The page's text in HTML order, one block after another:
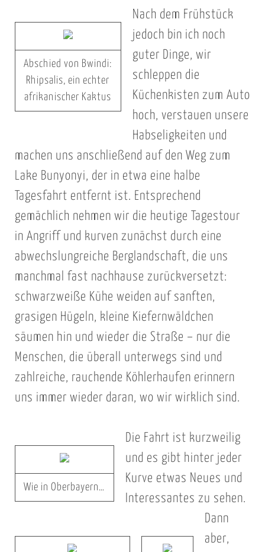
Abschied von Bwindi:
Rhipsalis, ein echter
afrikanischer Kaktus
Nach dem Frühstück
jedoch bin ich noch
guter Dinge, wir
schleppen die
Küchenkisten zum Auto
hoch, verstauen unsere
Habseligkeiten und
machen uns anschließend auf den Weg zum
Lake Bunyonyi, der in etwa eine halbe
Tagesfahrt entfernt ist. Entsprechend
gemächlich nehmen wir die heutige Tagestour
in Angriff und kurven zunächst durch eine
abwechslungreiche Berglandschaft, die uns
manchmal fast nachhause zurückversetzt:
schwarzweiße Kühe weiden auf sanften,
grasigen Hügeln, kleine Kiefernwäldchen
säumen hin und wieder die Straße – nur die
Menschen, die überall unterwegs sind und
zahlreiche, rauchende Köhlerhaufen erinnern
uns immer wieder daran, wo wir wirklich sind.
Wie in Oberbayern…
Die Fahrt ist kurzweilig
und es gibt hinter jeder
Kurve etwas Neues und
Interessantes zu sehen.
Dann
aber,